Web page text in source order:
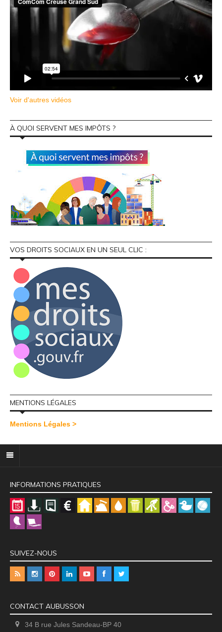
Voir d'autres vidéos
À QUOI SERVENT MES IMPÔTS ?
VOS DROITS SOCIAUX EN UN SEUL CLIC :
MENTIONS LÉGALES
Mentions Légales >
INFORMATIONS PRATIQUES
SUIVEZ-NOUS
CONTACT AUBUSSON
34 B rue Jules Sandeau-BP 40